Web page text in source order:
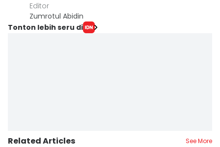
Editor
Zumrotul Abidin
Tonton lebih seru di
Related Articles See More